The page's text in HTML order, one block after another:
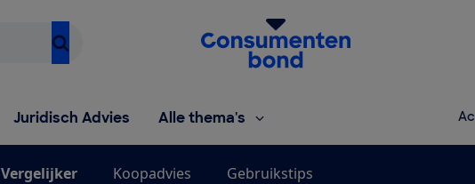
Homepage van de Consumentenbond
Juridisch Advies Alle thema's
Vergelijker Koopadvies Gebruikstips